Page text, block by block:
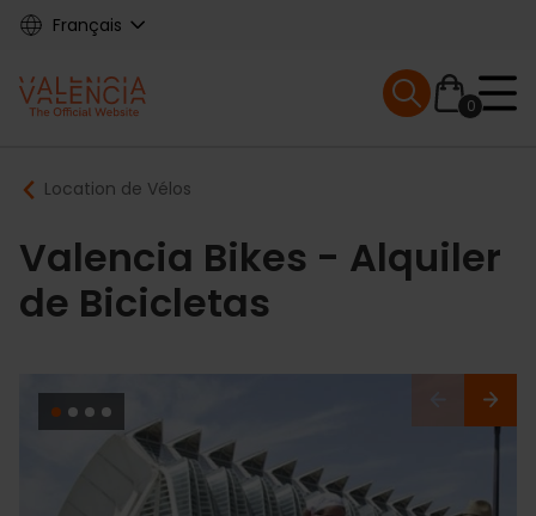
Skip
content
Français
Main
navigation
0
Mobile menu
Breadcrumb
Location de Vélos
Valencia Bikes - Alquiler
de Bicicletas